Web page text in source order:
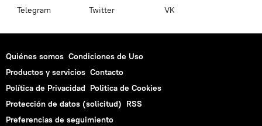
Telegram Twitter VK
Quiénes somos Condiciones de Uso
Productos y servicios Contacto
Política de Privacidad Politica de Cookies
Protección de datos (solicitud) RSS
Preferencias de seguimiento